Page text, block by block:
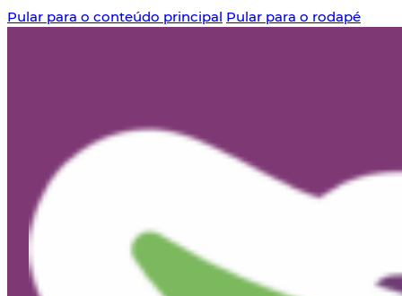
Pular para o conteúdo principal Pular para o rodapé